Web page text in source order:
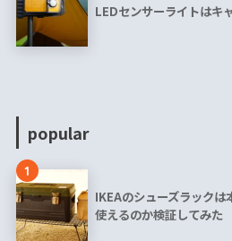
LEDセンサーライトはキ
popular
1
IKEAのシューズラック
使えるのか検証してみた